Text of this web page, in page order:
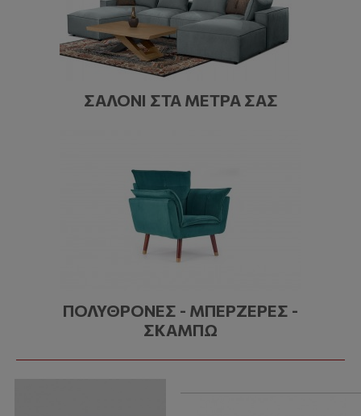
ΣΑΛΌΝΙ ΣΤΑ ΜΈΤΡΑ ΣΑΣ
ΠΟΛΥΘΡΌΝΕΣ - ΜΠΕΡΖΈΡΕΣ -
ΣΚΑΜΠΏ